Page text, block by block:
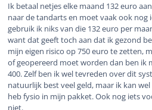
Ik betaal netjes elke maand 132 euro
naar de tandarts en moet vaak ook
gebruik ik niks van die 132 euro per
want dat geeft toch aan dat ik gezond
mijn eigen risico op 750 euro te zetten,
of geopereerd moet worden dan ben ik
400. Zelf ben ik wel tevreden over dit
natuurlijk best veel geld, maar ik kan
heb fysio in mijn pakket. Ook nog iets